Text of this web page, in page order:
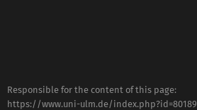
Responsible for the content of this page:
https://www.uni-ulm.de/index.php?id=80189